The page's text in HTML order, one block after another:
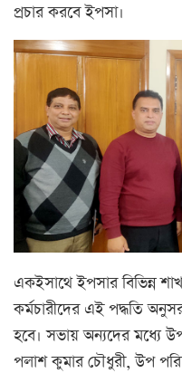
প্রচার করবে ইপসা।
একইসাথে ইপসার বিভিন্ন
কর্মচারীদের এই পদ্ধতি
হবে। সভায় অন্যদের মধ্যে
পলাশ কুমার চৌধুরী, উপ